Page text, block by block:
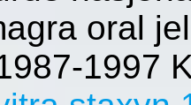
oral
1997